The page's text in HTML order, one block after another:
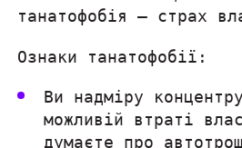
танатофобія — страх
Ознаки танатофобії:
Ви надміру
можливій втраті
думаєте про